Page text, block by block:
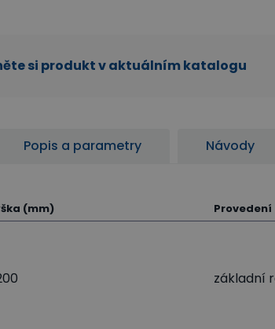
si produkt v aktuálním katalogu
Popis a parametry Návody
(mm) Provedení
základní